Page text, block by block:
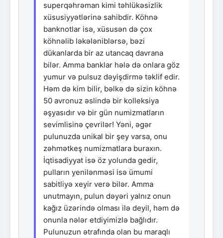
superqəhrəman kimi təhlükəsizlik
xüsusiyyətlərinə sahibdir. Köhnə
banknotlar isə, xüsusən də çox
köhnəlib ləkələniblərsə, bəzi
dükanlarda bir az utancaq davrana
bilər. Amma banklar hələ də onlara göz
yumur və pulsuz dəyişdirmə təklif edir.
Həm də kim bilir, bəlkə də sizin köhnə
50 avronuz əslində bir kolleksiya
əşyasıdır və bir gün numizmatların
sevimlisinə çevrilər! Yəni, əgər
pulunuzda unikal bir şey varsa, onu
zəhmətkeş numizmatlara buraxın.
İqtisadiyyat isə öz yolunda gedir,
pulların yenilənməsi isə ümumi
sabitliyə xeyir verə bilər. Amma
unutmayın, pulun dəyəri yalnız onun
kağız üzərində olması ilə deyil, həm də
onunla nələr etdiyimizlə bağlıdır.
Pulunuzun ətrafında olan bu maraqlı